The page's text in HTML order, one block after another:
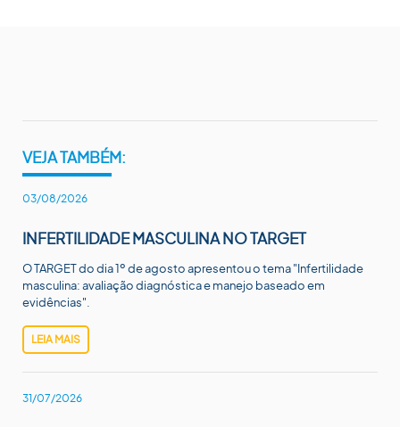
VEJA TAMBÉM:
03/08/2026
INFERTILIDADE MASCULINA NO TARGET
O TARGET do dia 1º de agosto apresentou o tema "Infertilidade
masculina: avaliação diagnóstica e manejo baseado em
evidências".
LEIA MAIS
31/07/2026